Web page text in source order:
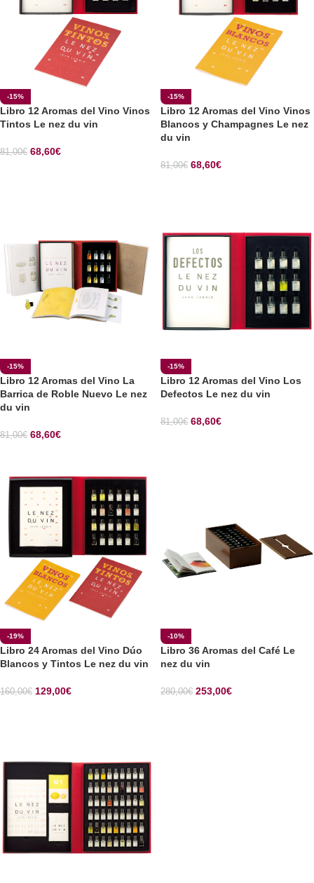
-15%
Libro 12 Aromas del Vino Vinos
Tintos Le nez du vin
81,00€ 68,60€
-15%
Libro 12 Aromas del Vino Vinos
Blancos y Champagnes Le nez
du vin
81,00€ 68,60€
-15%
Libro 12 Aromas del Vino La
Barrica de Roble Nuevo Le nez
du vin
81,00€ 68,60€
-15%
Libro 12 Aromas del Vino Los
Defectos Le nez du vin
81,00€ 68,60€
-19%
Libro 24 Aromas del Vino Dúo
Blancos y Tintos Le nez du vin
160,00€ 129,00€
-10%
Libro 36 Aromas del Café Le
nez du vin
280,00€ 253,00€